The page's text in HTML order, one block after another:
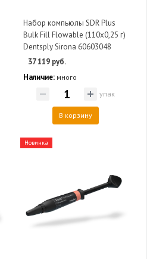
Набор компьюлы SDR Plus
Bulk Fill Flowable (110х0,25 г)
Dentsply Sirona 60603048
37 119 руб.
Наличие: много
упак
В корзину
Новинка